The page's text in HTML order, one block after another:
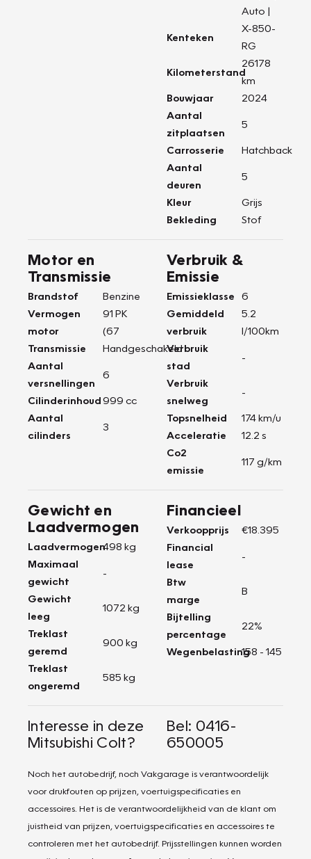
Auto |
Kenteken
X-850-
RG
Kilometerstand
26178
km
Bouwjaar
2024
Aantal
zitplaatsen
5
Carrosserie
Hatchback
Aantal
deuren
5
Kleur
Grijs
Bekleding
Stof
Motor en
Transmissie
Brandstof
Benzine
Vermogen
motor
91 PK
(67
Transmissie
Handgeschakeld
Aantal
versnellingen
6
Cilinderinhoud999 cc
Aantal
cilinders
3
Verbruik &
Emissie
Emissieklasse
6
Gemiddeld
verbruik
5.2
l/100km
Verbruik
stad
-
Verbruik
snelweg
-
Topsnelheid
174 km/u
Acceleratie
12.2 s
Co2
emissie
117 g/km
Gewicht en
Laadvermogen
Laadvermogen498 kg
Maximaal
gewicht
-
Gewicht
leeg
1072 kg
Treklast
geremd
900 kg
Treklast
ongeremd
585 kg
Financieel
Verkoopprijs
€18.395
Financial
lease
-
Btw
marge
B
Bijtelling
percentage
22%
Wegenbelasting158 - 145
Interesse in deze
Mitsubishi Colt?
Bel: 0416-
650005
Noch het autobedrijf, noch Vakgarage is verantwoordelijk
voor drukfouten op prijzen, voertuigspecificaties en
accessoires. Het is de verantwoordelijkheid van de klant om
juistheid van prijzen, voertuigspecificaties en accessoires te
controleren met het autobedrijf. Prijsstellingen kunnen worden